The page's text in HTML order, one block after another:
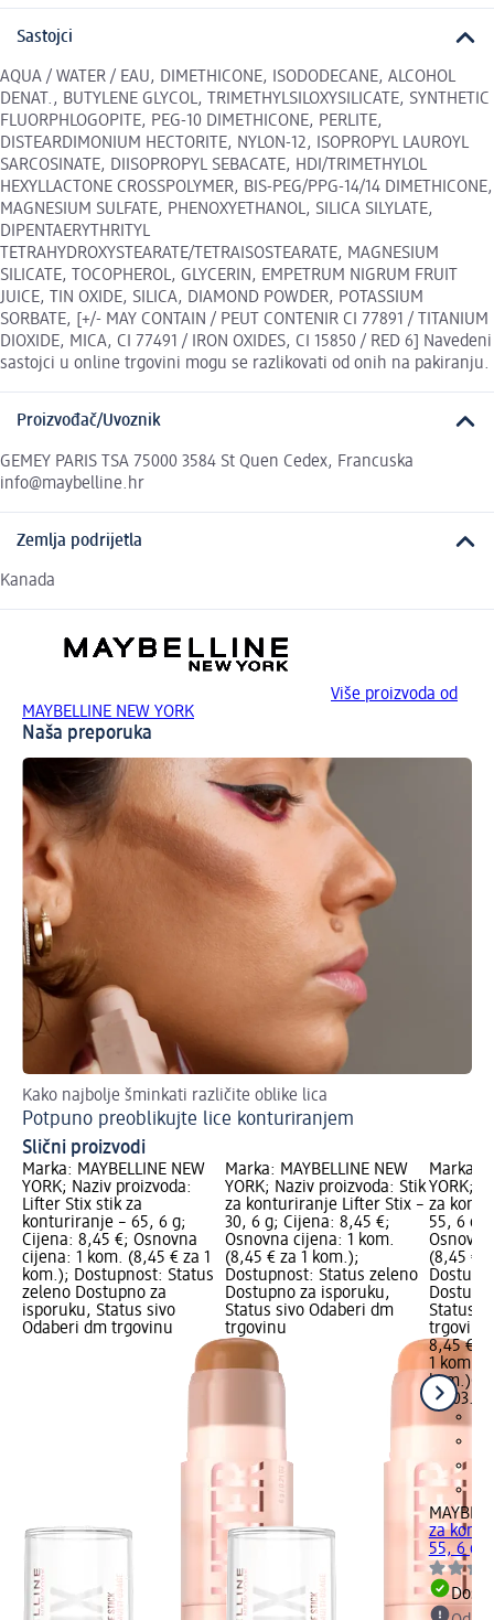
Sastojci
AQUA / WATER / EAU, DIMETHICONE, ISODODECANE, ALCOHOL
DENAT., BUTYLENE GLYCOL, TRIMETHYLSILOXYSILICATE, SYNTHETIC
FLUORPHLOGOPITE, PEG-10 DIMETHICONE, PERLITE,
DISTEARDIMONIUM HECTORITE, NYLON-12, ISOPROPYL LAUROYL
SARCOSINATE, DIISOPROPYL SEBACATE, HDI/TRIMETHYLOL
HEXYLLACTONE CROSSPOLYMER, BIS-PEG/PPG-14/14 DIMETHICONE,
MAGNESIUM SULFATE, PHENOXYETHANOL, SILICA SILYLATE,
DIPENTAERYTHRITYL
TETRAHYDROXYSTEARATE/TETRAISOSTEARATE, MAGNESIUM
SILICATE, TOCOPHEROL, GLYCERIN, EMPETRUM NIGRUM FRUIT
JUICE, TIN OXIDE, SILICA, DIAMOND POWDER, POTASSIUM
SORBATE, [+/- MAY CONTAIN / PEUT CONTENIR CI 77891 / TITANIUM
DIOXIDE, MICA, CI 77491 / IRON OXIDES, CI 15850 / RED 6] Navedeni
sastojci u online trgovini mogu se razlikovati od onih na pakiranju.
Proizvođač/Uvoznik
GEMEY PARIS TSA 75000 3584 St Quen Cedex, Francuska
info@maybelline.hr
Zemlja podrijetla
Kanada
Više proizvoda od
MAYBELLINE NEW YORK
Naša preporuka
Kako najbolje šminkati različite oblike lica
Potpuno preoblikujte lice konturiranjem
Slični proizvodi
Marka: MAYBELLINE NEW
YORK; Naziv proizvoda:
Lifter Stix stik za
konturiranje – 65, 6 g;
Cijena: 8,45 €; Osnovna
cijena: 1 kom. (8,45 € za 1
kom.); Dostupnost: Status
zeleno Dostupno za
isporuku, Status sivo
Odaberi dm trgovinu
Marka: MAYBELLINE NEW
YORK; Naziv proizvoda: Stik
za konturiranje Lifter Stix –
30, 6 g; Cijena: 8,45 €;
Osnovna cijena: 1 kom.
(8,45 € za 1 kom.);
Dostupnost: Status zeleno
Dostupno za isporuku,
Status sivo Odaberi dm
trgovinu
Marka:
YORK;
za
55, 6 g;
(8,45 €
Status
trgovinu
8,45 €
1 kom.
kom.)
za
55, 6 g